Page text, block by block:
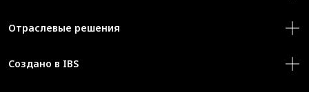
Отраслевые решения
Создано в IBS